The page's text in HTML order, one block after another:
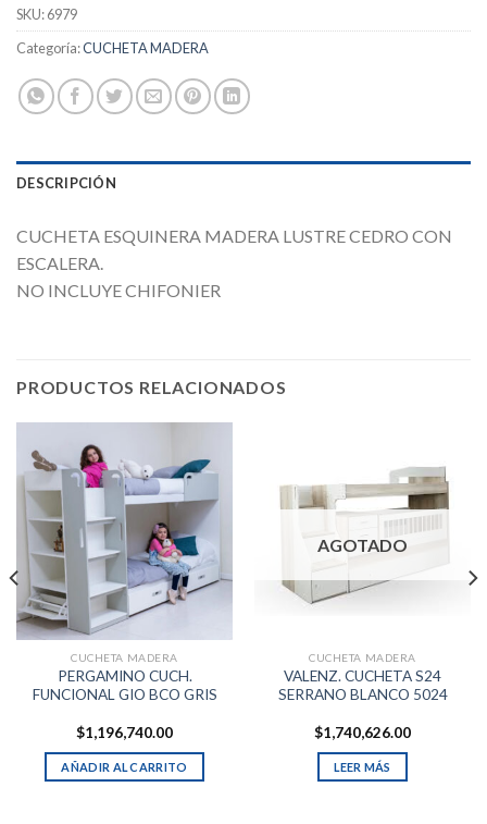
SKU:6979
Categoría:CUCHETA MADERA
DESCRIPCIÓN
CUCHETA ESQUINERA MADERA LUSTRE CEDRO CON
ESCALERA.
NO INCLUYE CHIFONIER
PRODUCTOS RELACIONADOS
CUCHETA MADERA
PERGAMINO CUCH.
FUNCIONAL GIO BCO GRIS
$1,196,740.00
AÑADIR AL CARRITO
AGOTADO
CUCHETA MADERA
VALENZ. CUCHETA S24
SERRANO BLANCO 5024
$1,740,626.00
LEER MÁS